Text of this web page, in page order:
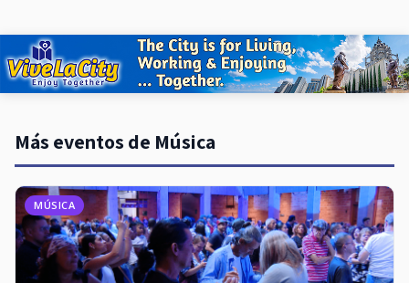
Más eventos de Música
MÚSICA